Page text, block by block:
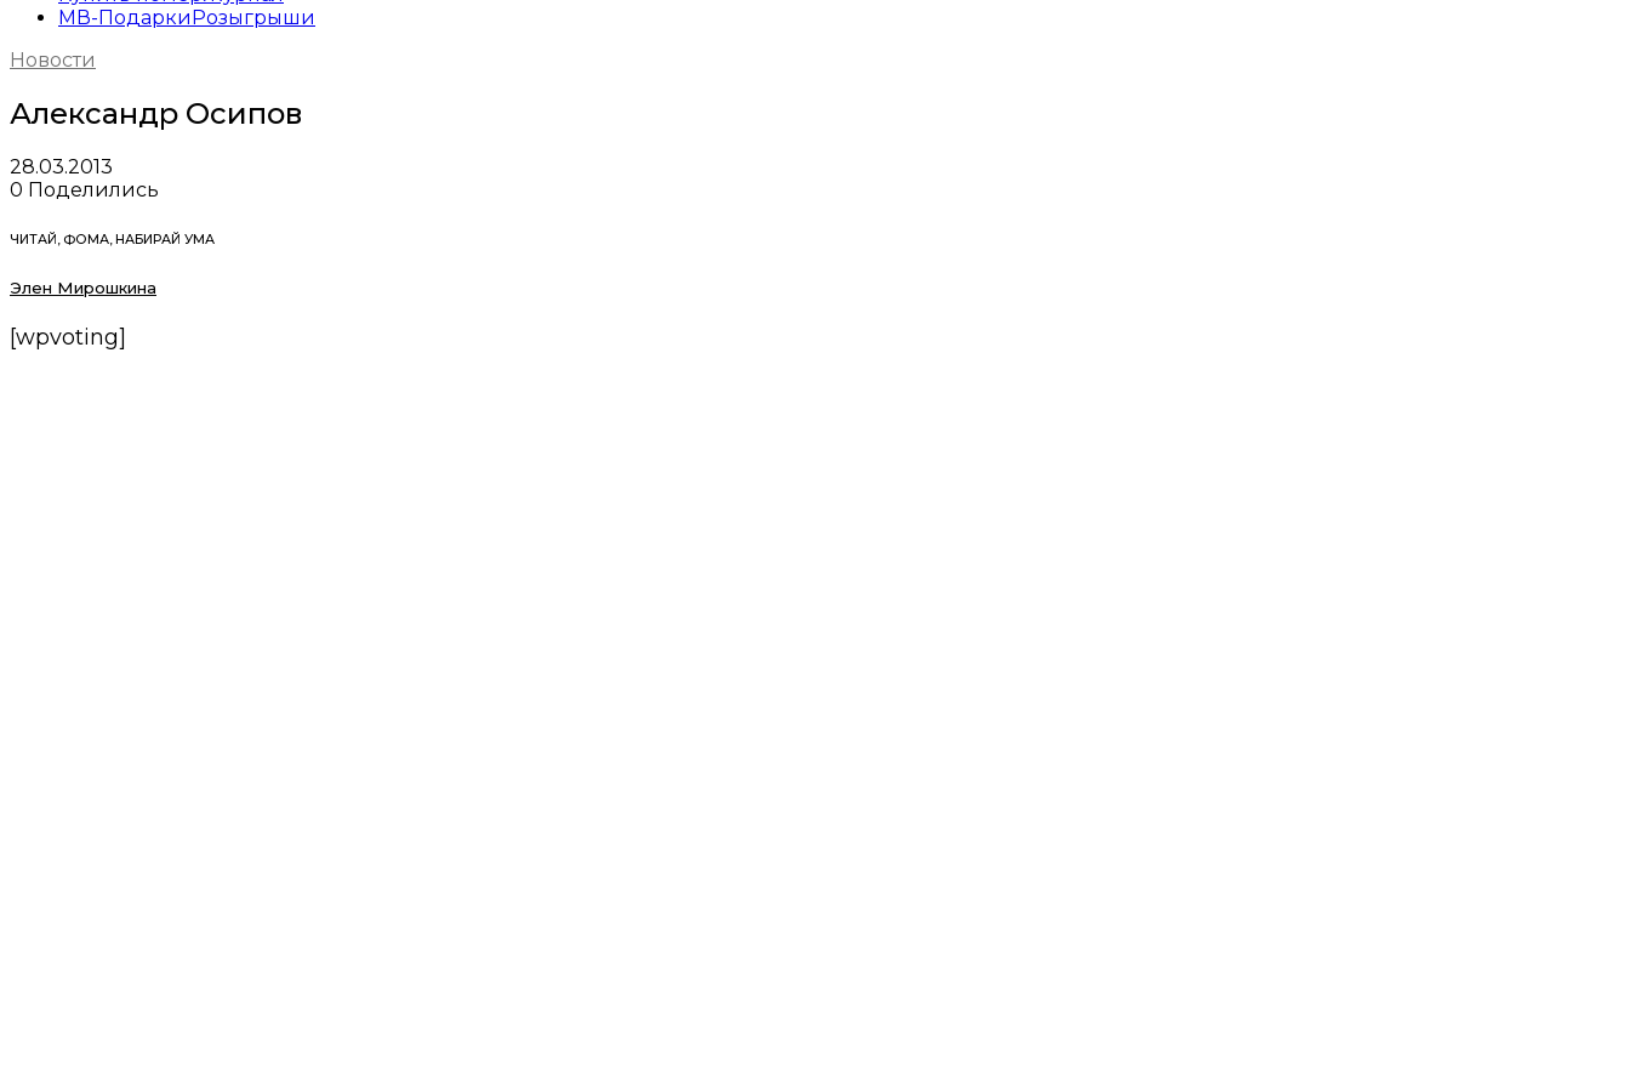
МВ-Подарки Розыгрыши
Новости
Александр Осипов
28.03.2013
0 Поделились
ЧИТАЙ, ФОМА, НАБИРАЙ УМА
Элен Мирошкина
[wpvoting]